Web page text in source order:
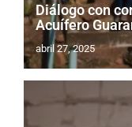
Diálogo con
Acuífero
abril 27, 2025